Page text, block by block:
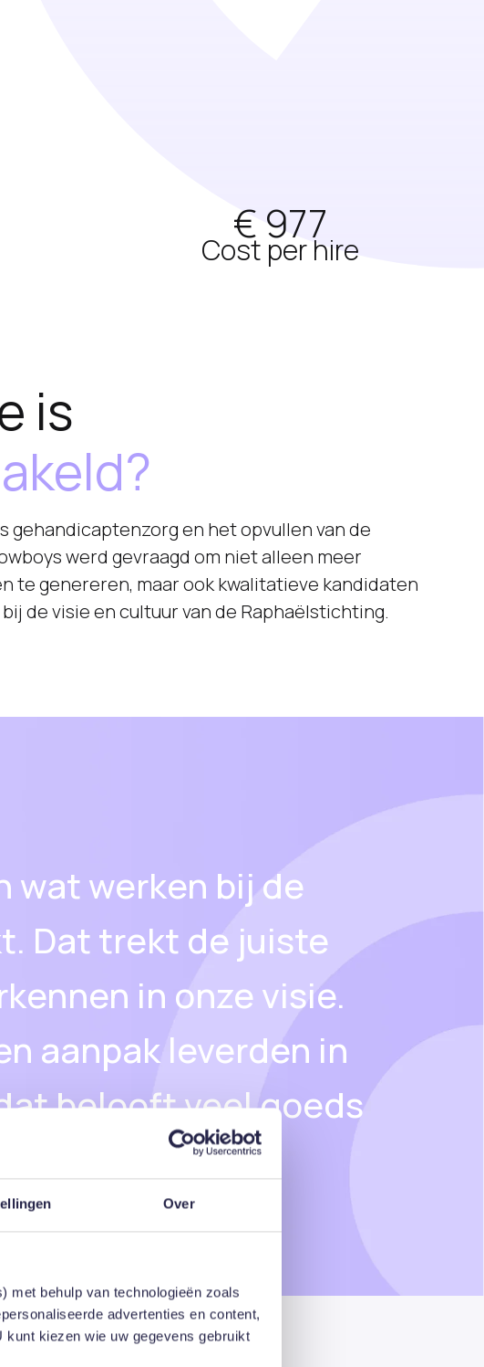
Over
met behulp van technologieën zoals
advertenties en content,
kunt kiezen wie uw gegevens gebruikt
€ 977
Cost per hire
is
de visie en cultuur van de Raphaëlstichting.
wat werken bij de
Dat trekt de juiste
in onze visie.
aanpak leverden in
belooft veel goeds
bij Raphaëlstichting